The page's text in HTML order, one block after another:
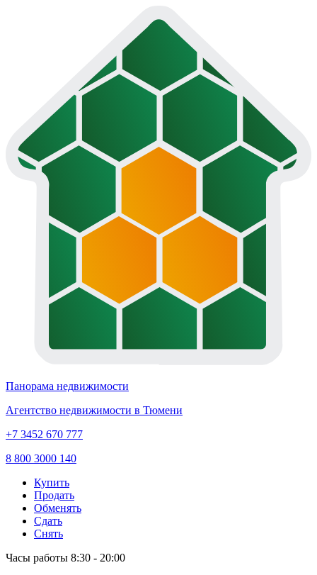
Панорама недвижимости
Агентство недвижимости в Тюмени
+7 3452 670 777
8 800 3000 140
Купить
Продать
Обменять
Сдать
Снять
Часы работы 8:30 - 20:00